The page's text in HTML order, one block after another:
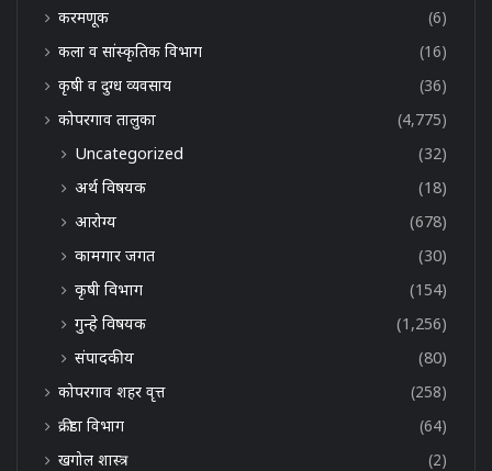
करमणूक
(6)
कला व सांस्कृतिक विभाग
(16)
कृषी व दुग्ध व्यवसाय
(36)
कोपरगाव तालुका
(4,775)
Uncategorized
(32)
अर्थ विषयक
(18)
आरोग्य
(678)
कामगार जगत
(30)
कृषी विभाग
(154)
गुन्हे विषयक
(1,256)
संपादकीय
(80)
कोपरगाव शहर वृत्त
(258)
क्रीडा विभाग
(64)
खगोल शास्त्र
(2)